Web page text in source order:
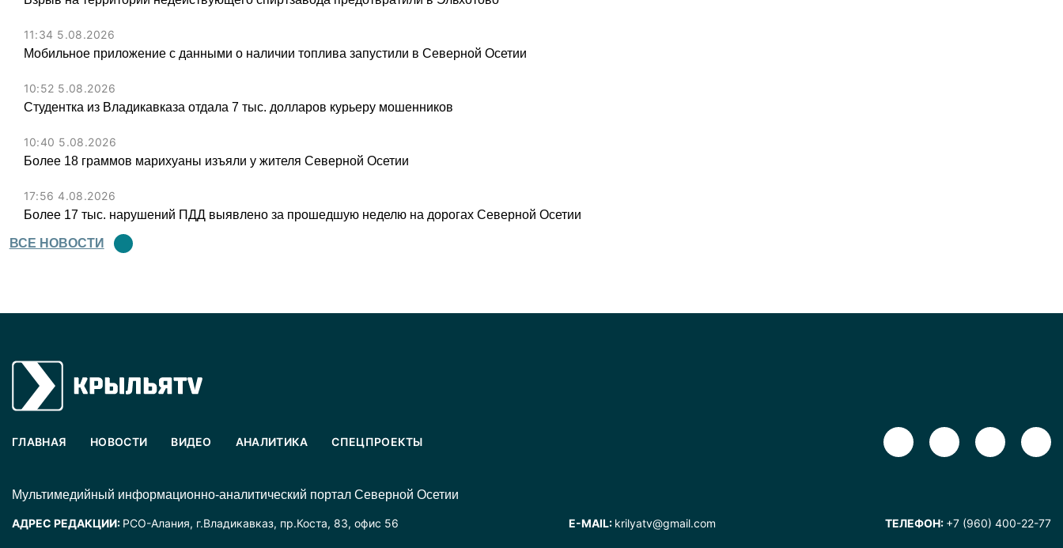
11:34 5.08.2026
Мобильное приложение с данными о наличии топлива запустили в Северной Осетии
10:52 5.08.2026
Студентка из Владикавказа отдала 7 тыс. долларов курьеру мошенников
10:40 5.08.2026
Более 18 граммов марихуаны изъяли у жителя Северной Осетии
17:56 4.08.2026
Более 17 тыс. нарушений ПДД выявлено за прошедшую неделю на дорогах Северной Осетии
ВСЕ НОВОСТИ
ГЛАВНАЯ НОВОСТИ ВИДЕО АНАЛИТИКА СПЕЦПРОЕКТЫ
Mультимедийный информационно-аналитический портал Северной Осетии
АДРЕС РЕДАКЦИИ: РСО-Алания, г.Владикавказ, пр.Коста, 83, офис 56 E-MAIL: krilyatv@gmail.com ТЕЛЕФОН: +7 (960) 400-22-77